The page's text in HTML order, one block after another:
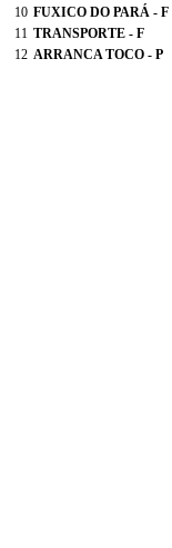
10 FUXICO DO PARÁ - F
11 TRANSPORTE - F
12 ARRANCA TOCO - P